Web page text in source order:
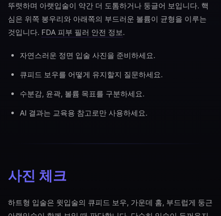
뚜렷하며 아랫입술이 약간 더 도톰하거나 둥글어 보입니다. 핵
심은 위쪽 봉우리와 아래쪽의 부드러운 볼륨이 균형을 이루는
것입니다. FDA 피부 필러 안전 정보.
자연스러운 정면 입술 사진을 준비하세요.
큐피드 보우를 어떻게 유지할지 질문하세요.
수분감, 윤곽, 볼륨 목표를 구분하세요.
AI 결과는 교육용 참고로만 사용하세요.
사진 체크
하트형 입술은 윗입술의 큐피드 보우, 가운데 홈, 부드럽게 둥근